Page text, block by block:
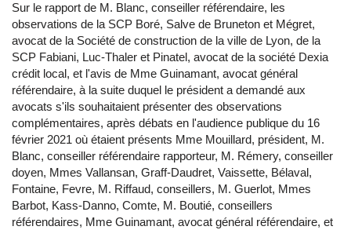
Sur le rapport de M. Blanc, conseiller référendaire, les
observations de la SCP Boré, Salve de Bruneton et Mégret,
avocat de la Société de construction de la ville de Lyon, de la
SCP Fabiani, Luc-Thaler et Pinatel, avocat de la société Dexia
crédit local, et l'avis de Mme Guinamant, avocat général
référendaire, à la suite duquel le président a demandé aux
avocats s'ils souhaitaient présenter des observations
complémentaires, après débats en l'audience publique du 16
février 2021 où étaient présents Mme Mouillard, président, M.
Blanc, conseiller référendaire rapporteur, M. Rémery, conseiller
doyen, Mmes Vallansan, Graff-Daudret, Vaissette, Bélaval,
Fontaine, Fevre, M. Riffaud, conseillers, M. Guerlot, Mmes
Barbot, Kass-Danno, Comte, M. Boutié, conseillers
référendaires, Mme Guinamant, avocat général référendaire, et